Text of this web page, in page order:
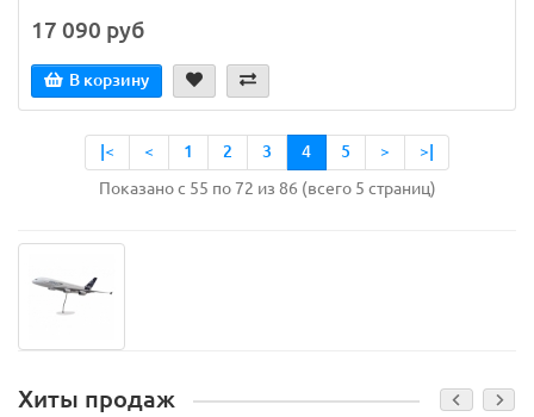
17 090 руб
В корзину
|< < 1 2 3 4 5 >
>|
Показано с 55 по 72 из 86 (всего 5 страниц)
Хиты продаж